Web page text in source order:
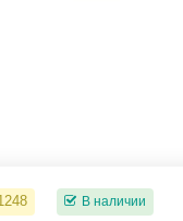
В наличии